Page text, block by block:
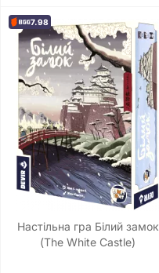
7.98
Настільна гра Білий замок
(The White Castle)